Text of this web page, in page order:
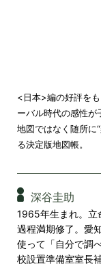
<日本>編の好評を
ーバル時代の感性が
地図ではなく随所に
る決定版地図帳。
深谷圭助
1965年生まれ。立
過程満期修了。愛
使って「自分で調
校設置準備室室長